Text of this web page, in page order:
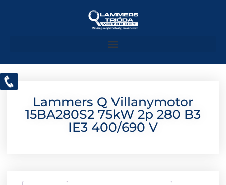
Lammers Q Villanymotor
15BA280S2 75kW 2p 280 B3
IE3 400/690 V